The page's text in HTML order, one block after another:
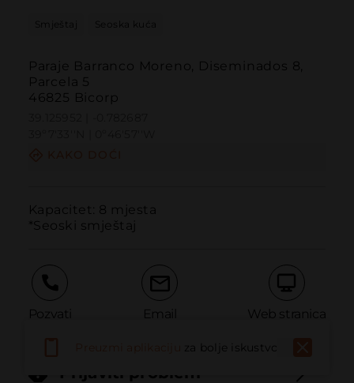
Smještaj Seoska kuća
Paraje Barranco Moreno, Diseminados 8,
Parcela 5
46825 Bicorp
Kapacitet: 8 mjesta
*Seoski smještaj
Pozvati Email Web stranica
Prijaviti problem
za bolje iskustvo